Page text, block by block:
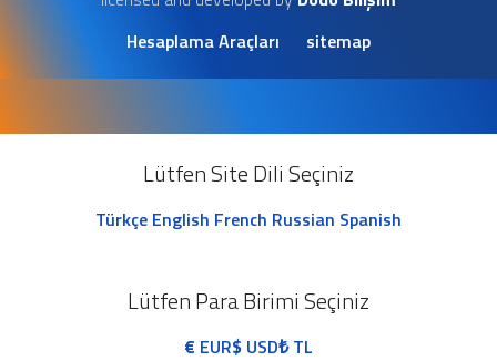
Hesaplama Araçları
sitemap
Lütfen Site Dili Seçiniz
Türkçe English French Russian Spanish
Lütfen Para Birimi Seçiniz
€ EUR$ USD₺TL